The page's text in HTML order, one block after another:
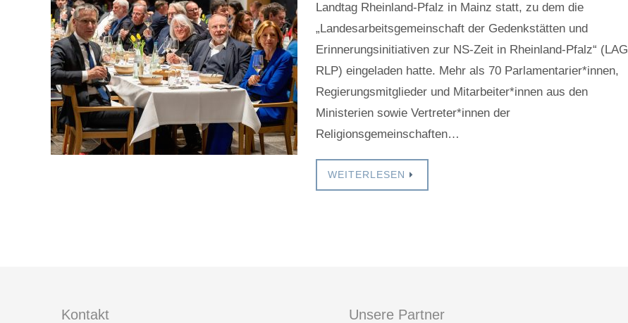
Landtag Rheinland-Pfalz in Mainz statt, zu dem die
„Landesarbeitsgemeinschaft der Gedenkstätten und
Erinnerungsinitiativen zur NS-Zeit in Rheinland-Pfalz“ (LAG
RLP) eingeladen hatte. Mehr als 70 Parlamentarier*innen,
Regierungsmitglieder und Mitarbeiter*innen aus den
Ministerien sowie Vertreter*innen der
Religionsgemeinschaften…
WEITERLESEN
Kontakt Unsere Partner